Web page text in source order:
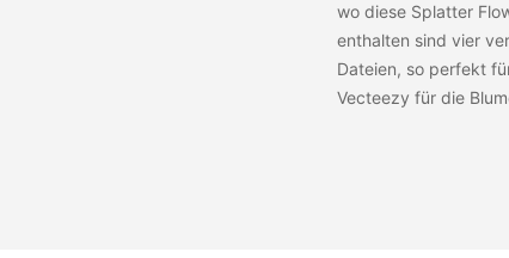
wo diese Splatter
enthalten sind vier
Dateien, so perfekt
Vecteezy für die